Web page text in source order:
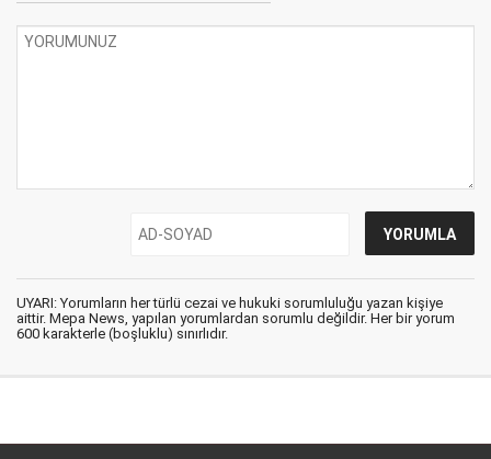
UYARI: Yorumların her türlü cezai ve hukuki sorumluluğu yazan kişiye
aittir. Mepa News, yapılan yorumlardan sorumlu değildir. Her bir yorum
600 karakterle (boşluklu) sınırlıdır.